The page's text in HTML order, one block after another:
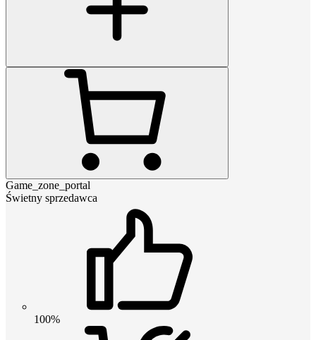
Game_zone_portal
Świetny sprzedawca
100%